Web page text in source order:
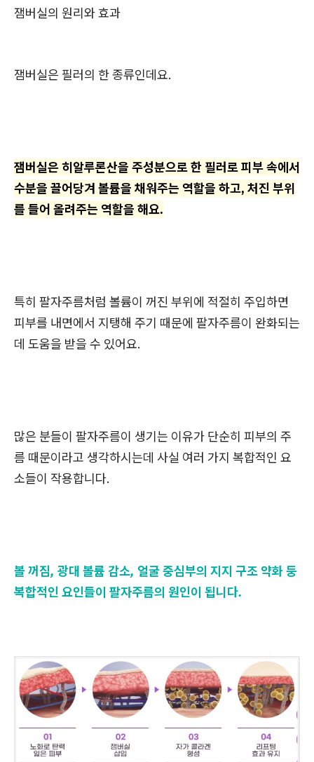
잼버실의 원리와 효과
잼버실은 필러의 한 종류인데요.
잼버실은 히알루론산을 주성분으로 한 필러로 피부 속에서
수분을 끌어당겨 볼륨을 채워주는 역할을 하고, 처진 부위
를 들어 올려주는 역할을 해요.
특히 팔자주름처럼 볼륨이 꺼진 부위에 적절히 주입하면
피부를 내면에서 지탱해 주기 때문에 팔자주름이 완화되는
데 도움을 받을 수 있어요.
많은 분들이 팔자주름이 생기는 이유가 단순히 피부의 주
름 때문이라고 생각하시는데 사실 여러 가지 복합적인 요
소들이 작용합니다.
볼 꺼짐, 광대 볼륨 감소, 얼굴 중심부의 지지 구조 약화 둥
복합적인 요인들이 팔자주름의 원인이 됩니다.